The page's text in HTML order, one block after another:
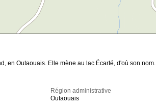
en Outaouais. Elle mène au lac Écarté, d'où son nom.
Région administrative
Outaouais